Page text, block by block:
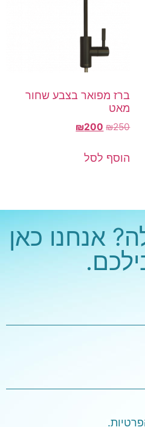
ברז מפואר בצבע שחור
מאט
₪250
₪200
הוסף לסל
אנחנו כאן